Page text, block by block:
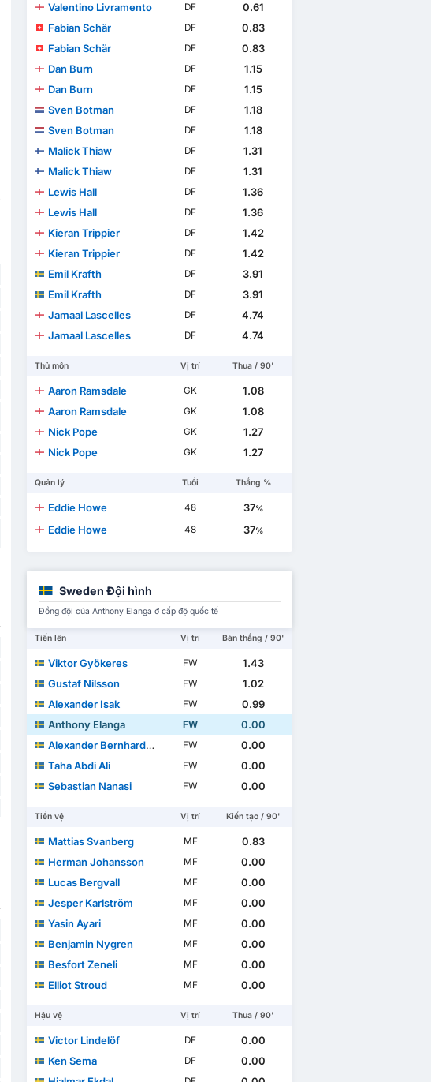
Valentino Livramento
DF
0.61
Fabian Schär
DF
0.83
Fabian Schär
DF
0.83
Dan Burn
DF
1.15
Dan Burn
DF
1.15
Sven Botman
DF
1.18
Sven Botman
DF
1.18
Malick Thiaw
DF
1.31
Malick Thiaw
DF
1.31
Lewis Hall
DF
1.36
Lewis Hall
DF
1.36
Kieran Trippier
DF
1.42
Kieran Trippier
DF
1.42
Emil Krafth
DF
3.91
Emil Krafth
DF
3.91
Jamaal Lascelles
DF
4.74
Jamaal Lascelles
DF 4.74
Thủ môn Vị trí Thua / 90'
Aaron Ramsdale GK
1.08
Aaron Ramsdale
GK
1.08
Nick Pope
GK
1.27
Nick Pope
GK 1.27
Quản lý Tuổi Thắng %
Eddie Howe 48 37%
Eddie Howe 48 37%
Sweden Đội hình
Đồng đội của Anthony Elanga ở cấp độ quốc tế
Tiến lên Vị trí Bàn thắng / 90'
Viktor Gyökeres FW
1.43
Gustaf Nilsson
FW
1.02
Alexander Isak
FW
0.99
Anthony Elanga
FW
0.00
Alexander Bernhardsson
FW
0.00
Taha Abdi Ali
FW
0.00
Sebastian Nanasi
FW 0.00
Tiền vệ Vị trí Kiến tạo / 90'
Mattias Svanberg MF
0.83
Herman Johansson
MF
0.00
Lucas Bergvall
MF
0.00
Jesper Karlström
MF
0.00
Yasin Ayari
MF
0.00
Benjamin Nygren
MF
0.00
Besfort Zeneli
MF
0.00
Elliot Stroud
MF 0.00
Hậu vệ Vị trí Thua / 90'
Victor Lindelöf DF
0.00
Ken Sema
DF
0.00